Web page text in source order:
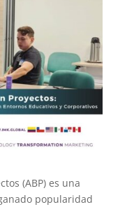
(ABP) es una
popularidad